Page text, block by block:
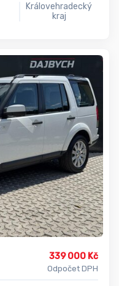
Královehradecký
kraj
339 000 Kč
Odpočet DPH